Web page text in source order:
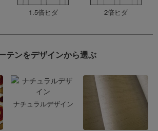
1.5倍ヒダ 2倍ヒダ
テンをデザインから選ぶ
ナチュラルデザイン